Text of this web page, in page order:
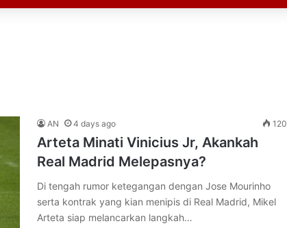
AN 4 days ago 120
Arteta Minati Vinicius Jr, Akankah
Real Madrid Melepasnya?
Di tengah rumor ketegangan dengan Jose Mourinho
serta kontrak yang kian menipis di Real Madrid, Mikel
Arteta siap melancarkan langkah…